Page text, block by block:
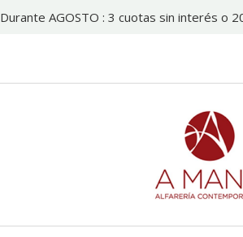
Durante AGOSTO : 3 cuotas sin interés o